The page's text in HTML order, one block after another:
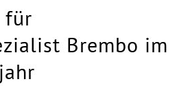
für
Brembo im